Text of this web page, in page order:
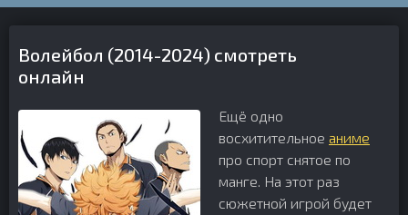
Волейбол (2014-2024) смотреть
онлайн
Ещё одно
восхитительное аниме
про спорт снятое по
манге. На этот раз
сюжетной игрой будет